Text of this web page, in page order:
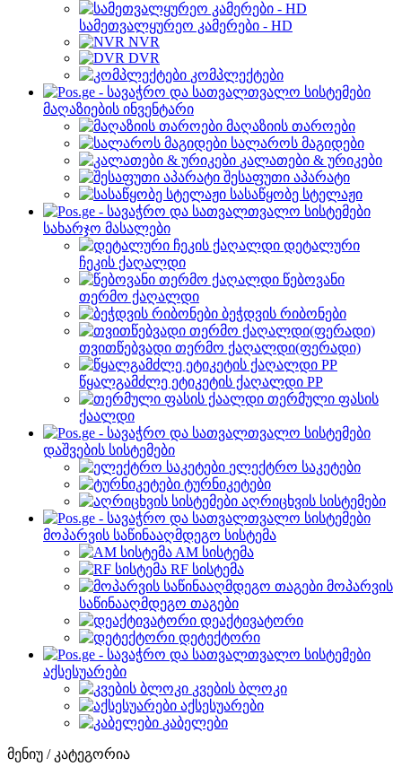
სამეთვალყურეო კამერები - HD
NVR
DVR
კომპლექტები
მაღაზიების ინვენტარი
მაღაზიის თაროები
სალაროს მაგიდები
კალათები & ურიკები
შესაფუთი აპარატი
სასაწყობე სტელაჟი
სახარჯო მასალები
დეტალური
ჩეკის ქაღალდი
წებოვანი
თერმო ქაღალდი
ბეჭდვის რიბონები
თვითწებვადი თერმო ქაღალდი(ფერადი)
წყალგამძლე ეტიკეტის ქაღალდი PP
თერმული ფასის
ქაალდი
დაშვების სისტემები
ელექტრო საკეტები
ტურნიკეტები
აღრიცხვის სისტემები
მოპარვის საწინააღმდეგო სისტემა
AM სისტემა
RF სისტემა
მოპარვის
საწინააღმდეგო თაგები
დეაქტივატორი
დეტექტორი
აქსესუარები
კვების ბლოკი
აქსესუარები
კაბელები
მენიუ / კატეგორია